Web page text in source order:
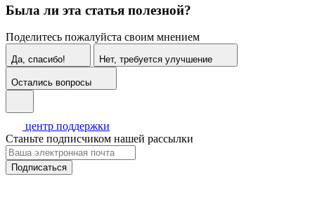
Была ли эта статья полезной?
Поделитесь пожалуйста своим мнением
Да, спасибо! Нет, требуется улучшение
Остались вопросы
центр поддержки
Станьте подписчиком нашей рассылки
Подписаться